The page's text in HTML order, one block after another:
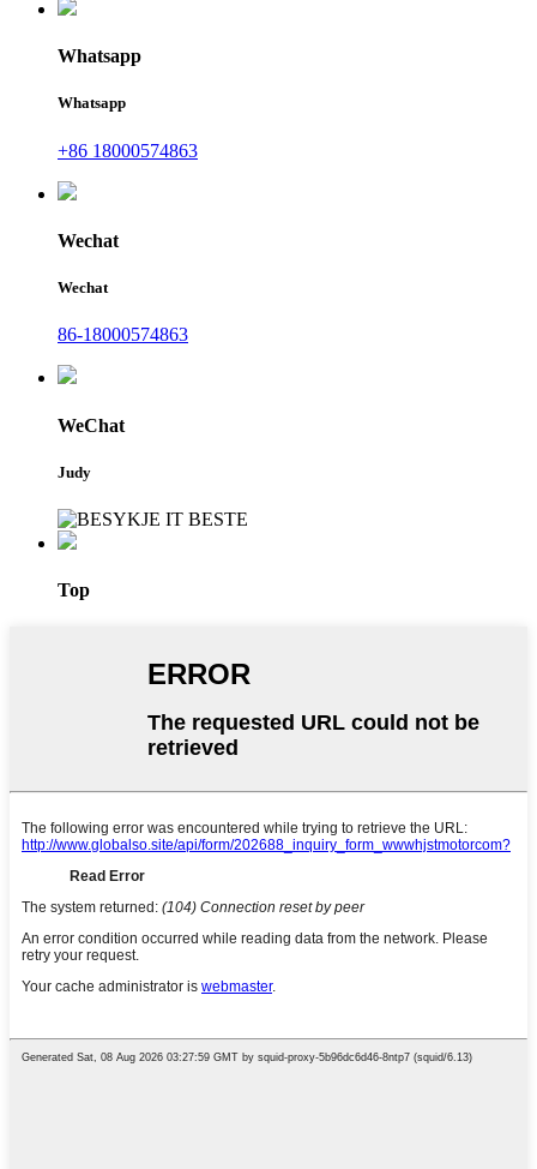
Whatsapp
Whatsapp
+86 18000574863
Wechat
Wechat
86-18000574863
WeChat
Judy
Top